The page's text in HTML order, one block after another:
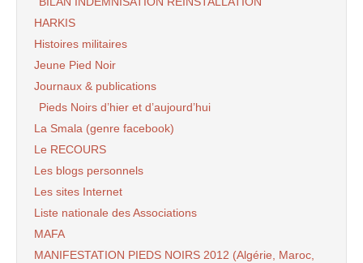
HARKIS
Histoires militaires
Jeune Pied Noir
Journaux & publications
Pieds Noirs d’hier et d’aujourd’hui
La Smala (genre facebook)
Le RECOURS
Les blogs personnels
Les sites Internet
Liste nationale des Associations
MAFA
MANIFESTATION PIEDS NOIRS 2012 (Algérie, Maroc,